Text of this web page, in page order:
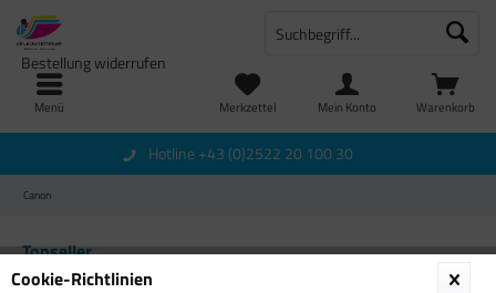
Menü Warenkorb
Merkzettel
Bestellung widerrufen
Mein Konto
Hotline +43 (0)2522 20 100 30
Canon
Topseller
Cookie-Richtlinien